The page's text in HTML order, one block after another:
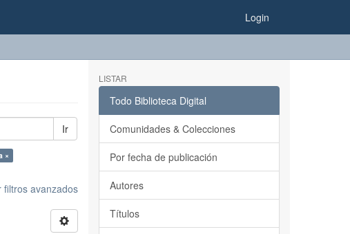
Login
Ir
×
filtros avanzados
LISTAR
Todo Biblioteca Digital
Comunidades & Colecciones
Por fecha de publicación
Autores
Títulos